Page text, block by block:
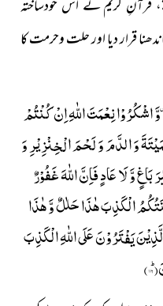
قرآنِ کریمنے اس خودساختہ
قراردیا اور حلت وحرمت کا
اشْكُرُوْا نِعْمَتَ اللّٰهِ اِنْ كُنْتُمْ
وَ الدَّمَ وَ لَحْمَ الْخِنْزِیْرِ وَ
وَّ لَا عَادٍ فَاِنَّ اللّٰهَ غَفُوْرٌ
الْكَذِبَ هٰذَا حَلٰلٌ وَّ هٰذَا
یَفْتَرُوْنَ عَلَى اللّٰهِ الْكَذِبَ
۱۱۶)